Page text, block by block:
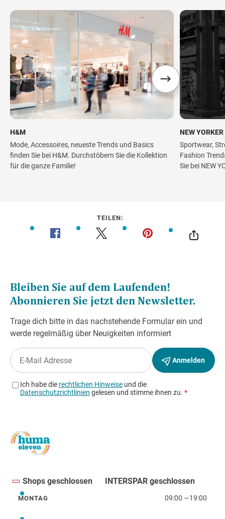
H&M
Mode, Accessoires, neueste Trends und Basics
finden Sie bei H&M. Durchstöbern Sie die Kollektion
für die ganze Familie!
NEW YORKER
Sportwear,
Fashion
Sie bei NEW
TEILEN:
Shops geschlossen INTERSPAR geschlossen
Montag
MONTAG 09:00 —19:00